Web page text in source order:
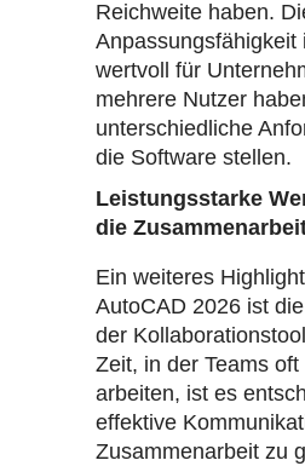
Reichweite haben.
Anpassungsfähigkeit
wertvoll für
mehrere Nutzer
unterschiedliche
die Software stellen.
Leistungsstarke
die
Ein weiteres
AutoCAD 2026 ist
der
Zeit, in der Teams
arbeiten, ist es
effektive
Zusammenarbeit zu